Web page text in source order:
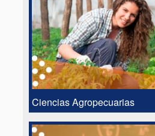
Ciencias Agropecuarias